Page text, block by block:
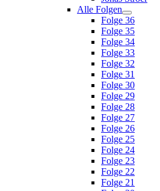
Alle Folgen
Folge 36
Folge 35
Folge 34
Folge 33
Folge 32
Folge 31
Folge 30
Folge 29
Folge 28
Folge 27
Folge 26
Folge 25
Folge 24
Folge 23
Folge 22
Folge 21